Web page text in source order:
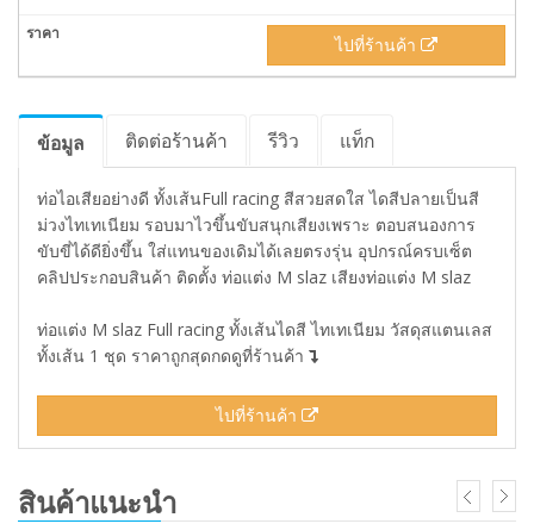
ไปที่ร้านค้า
ข้อมูล ติดต่อร้านค้า รีวิว แท็ก
ท่อไอเสียอย่างดี ทั้งเส้นFull racing สีสวยสดใส ไดสีปลายเป็นสี
ม่วงไทเทเนียม รอบมาไวขึ้นขับสนุกเสียงเพราะ ตอบสนองการ
ขับขี่ได้ดียิ่งขึ้น ใส่แทนของเดิมได้เลยตรงรุ่น อุปกรณ์ครบเซ็ต
คลิปประกอบสินค้า ติดตั้ง ท่อแต่ง M slaz เสียงท่อแต่ง M slaz
ท่อแต่ง M slaz Full racing ทั้งเส้นไดสี ไทเทเนียม วัสดุสแตนเลส
ทั้งเส้น 1 ชุด ราคาถูกสุดกดดูที่ร้านค้า
ไปที่ร้านค้า
สินค้าแนะนำ